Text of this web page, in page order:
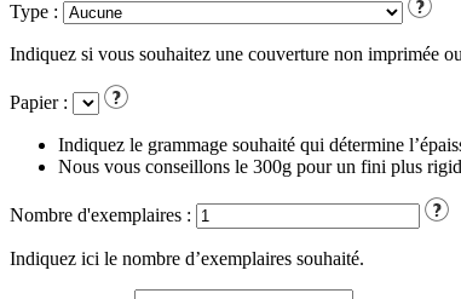
Type :
Indiquez si vous souhaitez une couverture non imprimée
Papier :
Indiquez le grammage souhaité qui détermine
Nous vous conseillons le 300g pour un fini plus
Nombre d'exemplaires :
Indiquez ici le nombre d’exemplaires souhaité.